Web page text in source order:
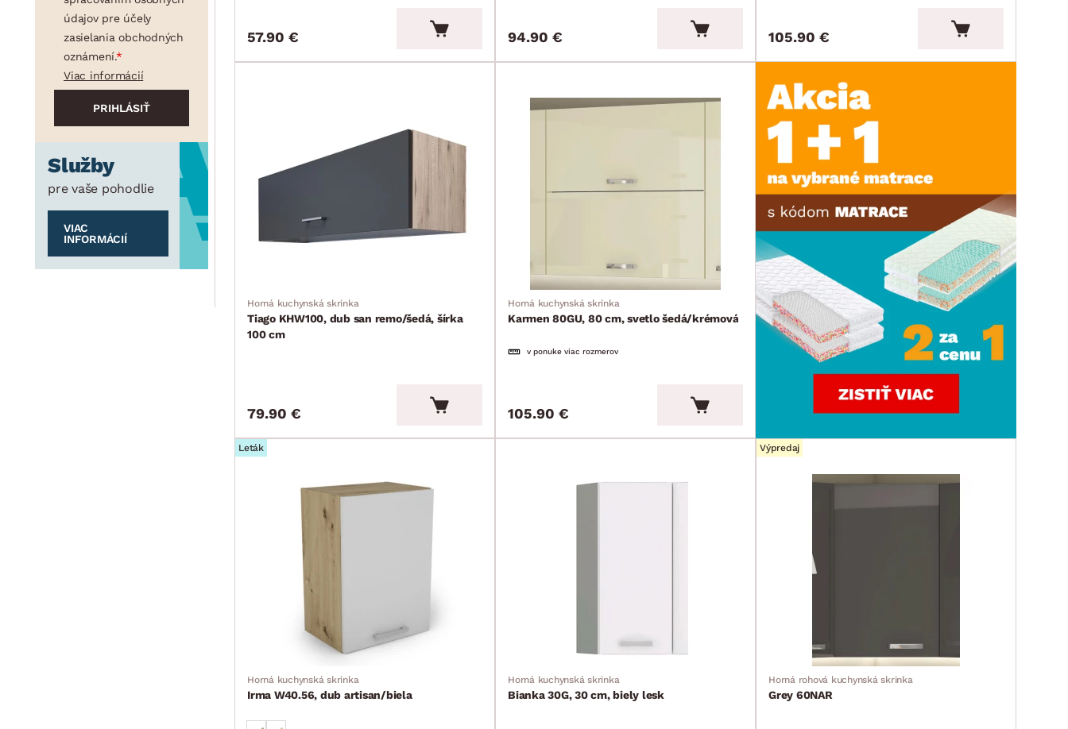
údajov pre účely
zasielania obchodných
oznámení.
Viac informácií
Služby
pre vaše pohodlie
VIAC
INFORMÁCIÍ
57.90 € 94.90 € 105.90 €
Horná kuchynská skrinka
Tiago KHW100, dub san remo/šedá, šírka
100 cm
79.90 €
Horná kuchynská skrinka
Karmen 80GU, 80 cm, svetlo šedá/krémová
v ponuke viac rozmerov
105.90 €
Leták
Horná kuchynská skrinka
Irma W40.56, dub artisan/biela
Horná kuchynská skrinka
Bianka 30G, 30 cm, biely lesk
Výpredaj
Horná rohová kuchynská skrinka
Grey 60NAR